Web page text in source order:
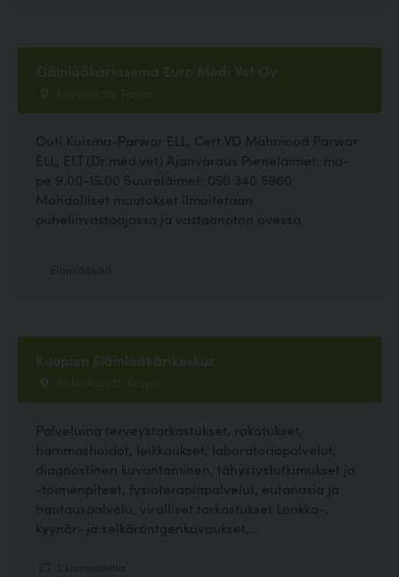
Eläinlääkäriasema Euro Medi Vet Oy
Kemintie 25, Tornio
Outi Kuisma-Parwar ELL, Cert VD Mahmood Parwar
ELL, ELT (Dr.med.vet) Ajanvaraus Pieneläimet: ma–
pe 9.00-15.00 Suureläimet: 050 340 5960
Mahdolliset muutokset ilmoitetaan
puhelinvastaajassa ja vastaanoton ovessa
Kuopion Eläinlääkärikeskus
Soikkokuja 12, Kuopio
Palveluina terveystarkastukset, rokotukset,
hammashoidot, leikkaukset, laboratoriopalvelut,
diagnostinen kuvantaminen, tähystystutkimukset ja
-toimenpiteet, fysioterapiapalvelut, eutanasia ja
hautauspalvelu, viralliset tarkastukset Lonkka-,
kyynär- ja selkäröntgenkuvaukset,...